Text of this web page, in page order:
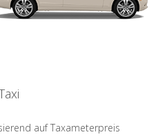
auf Taxameterpreis